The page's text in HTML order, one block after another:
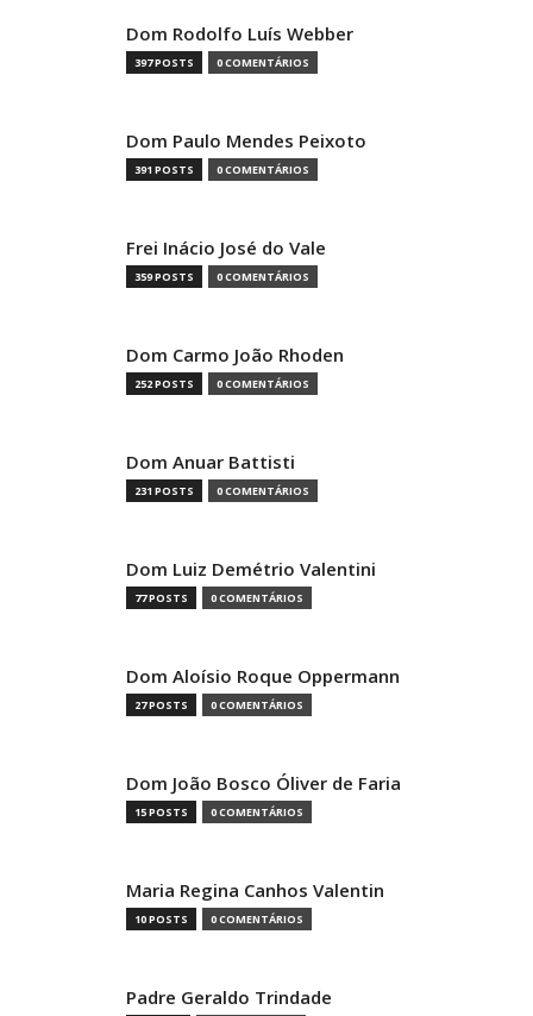
Dom Rodolfo Luís Webber
397 POSTS 0 COMENTÁRIOS
Dom Paulo Mendes Peixoto
391 POSTS 0 COMENTÁRIOS
Frei Inácio José do Vale
359 POSTS 0 COMENTÁRIOS
Dom Carmo João Rhoden
252 POSTS 0 COMENTÁRIOS
Dom Anuar Battisti
231 POSTS 0 COMENTÁRIOS
Dom Luiz Demétrio Valentini
77 POSTS 0 COMENTÁRIOS
Dom Aloísio Roque Oppermann
27 POSTS 0 COMENTÁRIOS
Dom João Bosco Óliver de Faria
15 POSTS 0 COMENTÁRIOS
Maria Regina Canhos Valentin
10 POSTS 0 COMENTÁRIOS
Padre Geraldo Trindade